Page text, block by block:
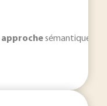
approchesémantique.